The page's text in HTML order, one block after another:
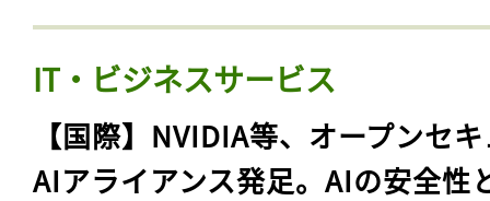
IT・ビジネスサービス
【国際】NVIDIA等、オープンセ
AIアライアンス発足。AIの安全性